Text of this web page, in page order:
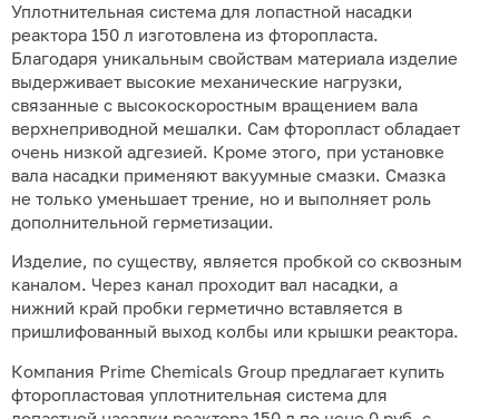
Уплотнительная система для лопастной насадки
реактора 150 л изготовлена из фторопласта.
Благодаря уникальным свойствам материала изделие
выдерживает высокие механические нагрузки,
связанные с высокоскоростным вращением вала
верхнеприводной мешалки. Сам фторопласт обладает
очень низкой адгезией. Кроме этого, при установке
вала насадки применяют вакуумные смазки. Смазка
не только уменьшает трение, но и выполняет роль
дополнительной герметизации.
Изделие, по существу, является пробкой со сквозным
каналом. Через канал проходит вал насадки, а
нижний край пробки герметично вставляется в
пришлифованный выход колбы или крышки реактора.
Компания Prime Chemicals Group предлагает купить
фторопластовая уплотнительная система для